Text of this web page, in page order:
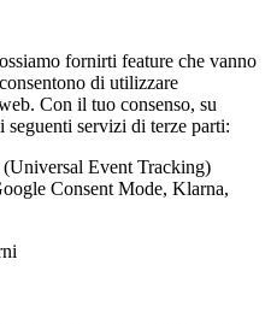
fornirti feature che vanno
di utilizzare
Con il tuo consenso, su
servizi di terze parti:
Event Tracking)
Consent Mode, Klarna,